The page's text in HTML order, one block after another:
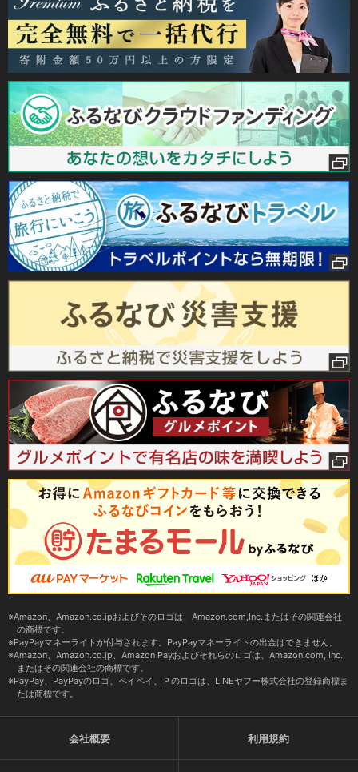
Amazon、Amazon.co.jpおよびそのロゴは、Amazon.com,Inc.またはその関連会社
の商標です。
PayPayマネーライトが付与されます。PayPayマネーライトの出金はできません。
Amazon、Amazon.co.jp、Amazon Payおよびそれらのロゴは、Amazon.com, Inc.
またはその関連会社の商標です。
PayPay、PayPayのロゴ、ペイペイ、Ｐのロゴは、LINEヤフー株式会社の登録商標ま
たは商標です。
会社概要 利用規約